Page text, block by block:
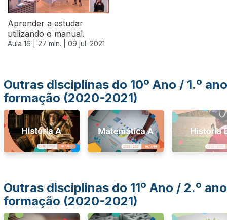
Aprender a estudar
utilizando o manual.
Aula 16 | 27 min. | 09 jul. 2021
Outras disciplinas do 10º Ano / 1.º ano
formação (2020-2021)
Outras disciplinas do 11º Ano / 2.º ano
formação (2020-2021)